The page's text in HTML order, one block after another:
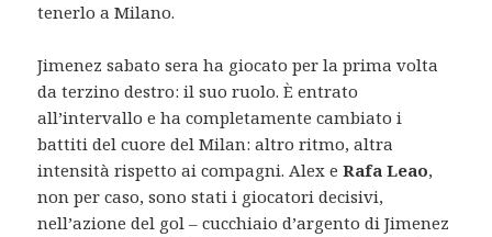
tenerlo a Milano.
Jimenez sabato sera ha giocato per la prima volta
da terzino destro: il suo ruolo. È entrato
all’intervallo e ha completamente cambiato i
battiti del cuore del Milan: altro ritmo, altra
intensità rispetto ai compagni. Alex eRafa Leao,
non per caso, sono stati i giocatori decisivi,
nell’azione del gol – cucchiaio d’argento di Jimenez